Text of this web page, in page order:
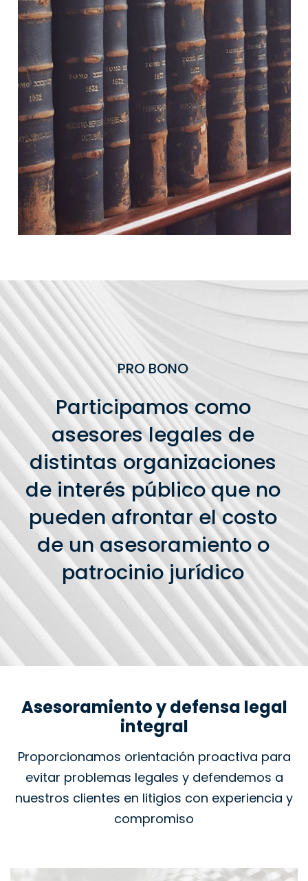
PRO BONO
Participamos como
asesores legales de
distintas organizaciones
de interés público que no
pueden afrontar el costo
de un asesoramiento o
patrocinio jurídico
Asesoramiento y defensa legal
integral
Proporcionamos orientación proactiva para
evitar problemas legales y defendemos a
nuestros clientes en litigios con experiencia y
compromiso